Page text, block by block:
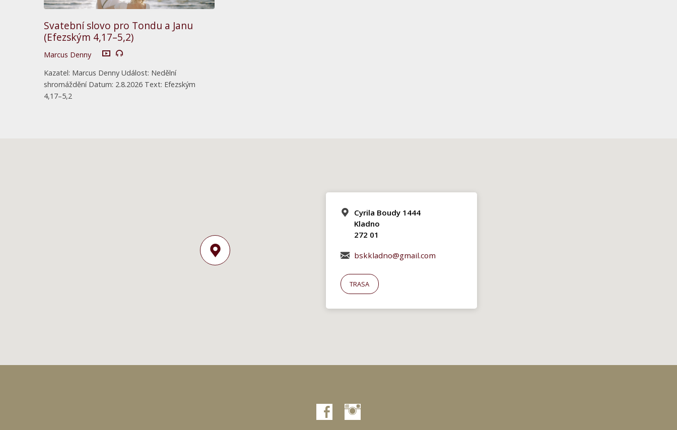
Svatební slovo pro Tondu a Janu
(Efezským 4,17–5,2)
Marcus Denny
Kazatel: Marcus Denny Událost: Nedělní
shromáždění Datum: 2.8.2026 Text: Efezským
4,17–5,2
Cyrila Boudy 1444
Kladno
272 01
bskkladno@gmail.com
TRASA